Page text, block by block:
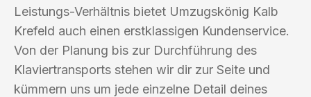
Leistungs-Verhältnis bietet Umzugskönig Kalb
Krefeld auch einen erstklassigen Kundenservice.
Von der Planung bis zur Durchführung des
Klaviertransports stehen wir dir zur Seite und
kümmern uns um jede einzelne Detail deines